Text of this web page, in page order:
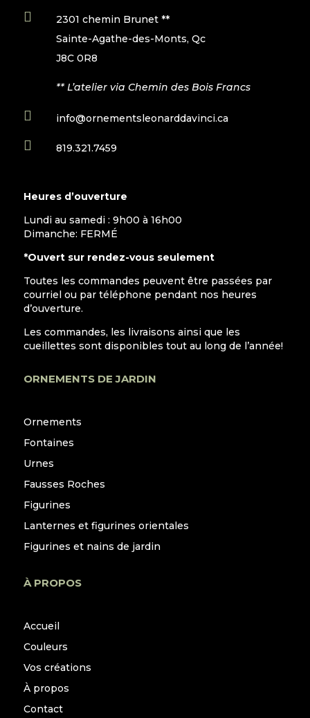

2301 chemin Brunet **
Sainte-Agathe-des-Monts, Qc
J8C 0R8
** L’atelier via Chemin des Bois Francs
 info@ornementsleonarddavinci.ca
 819.321.7459
Heures d’ouverture
Lundi au samedi : 9h00 à 16h00
Dimanche: FERMÉ
*Ouvert sur rendez-vous seulement
Toutes les commandes peuvent être passées par
courriel ou par téléphone pendant nos heures
d’ouverture.
Les commandes, les livraisons ainsi que les
cueillettes sont disponibles tout au long de l’année!
ORNEMENTS DE JARDIN
Ornements
Fontaines
Urnes
Fausses Roches
Figurines
Lanternes et figurines orientales
Figurines et nains de jardin
À PROPOS
Accueil
Couleurs
Vos créations
À propos
Contact